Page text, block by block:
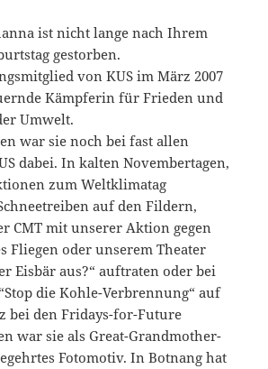
ist nicht lange nach Ihrem
gestorben.
von KUS im März 2007
Kämpferin für Frieden und
Umwelt.
war sie noch bei fast allen
dabei. In kalten Novembertagen,
zum Weltklimatag
auf den Fildern,
CMT mit unserer Aktion gegen
Fliegen oder unserem Theater
Eisbär aus?“ auftraten oder bei
die Kohle-Verbrennung“ auf
bei den Fridays-for-Future
war sie als Great-Grandmother-
Fotomotiv. In Botnang hat